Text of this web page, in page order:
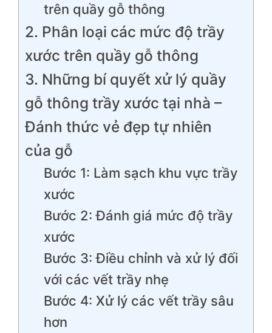
trên quầy gỗ thông
2. Phân loại các mức độ trầy
xước trên quầy gỗ thông
3. Những bí quyết xử lý quầy
gỗ thông trầy xước tại nhà –
Đánh thức vẻ đẹp tự nhiên
của gỗ
Bước 1: Làm sạch khu vực trầy
xước
Bước 2: Đánh giá mức độ trầy
xước
Bước 3: Điều chỉnh và xử lý đối
với các vết trầy nhẹ
Bước 4: Xử lý các vết trầy sâu
hơn